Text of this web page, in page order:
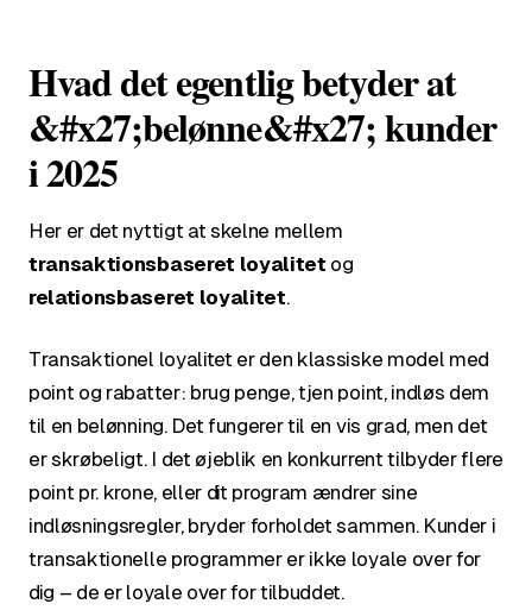
Hvad det egentlig betyder at
&#x27;belønne&#x27; kunder
i 2025
Her er det nyttigt at skelne mellem
transaktionsbaseret loyalitet og
relationsbaseret loyalitet.
Transaktionel loyalitet er den klassiske model med
point og rabatter: brug penge, tjen point, indløs dem
til en belønning. Det fungerer til en vis grad, men det
er skrøbeligt. I det øjeblik en konkurrent tilbyder flere
point pr. krone, eller dit program ændrer sine
indløsningsregler, bryder forholdet sammen. Kunder i
transaktionelle programmer er ikke loyale over for
dig – de er loyale over for tilbuddet.